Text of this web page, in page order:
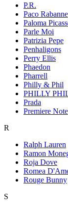
P.R.
Paco Rabanne
Paloma
Parle Moi
Patrizia Pepe
Penhaligons
Perry Ellis
Phaedon
Pharrell
Philly & Phil
PHILLY
Prada
Premiere Note
R
Ralph Lauren
Ramon
Roja Dove
Romea
Rouge Bunny
S